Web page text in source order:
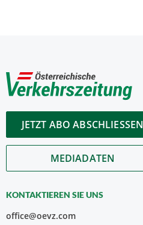
JETZT ABO ABSCHLIESSEN
MEDIADATEN
KONTAKTIEREN SIE UNS
office@oevz.com